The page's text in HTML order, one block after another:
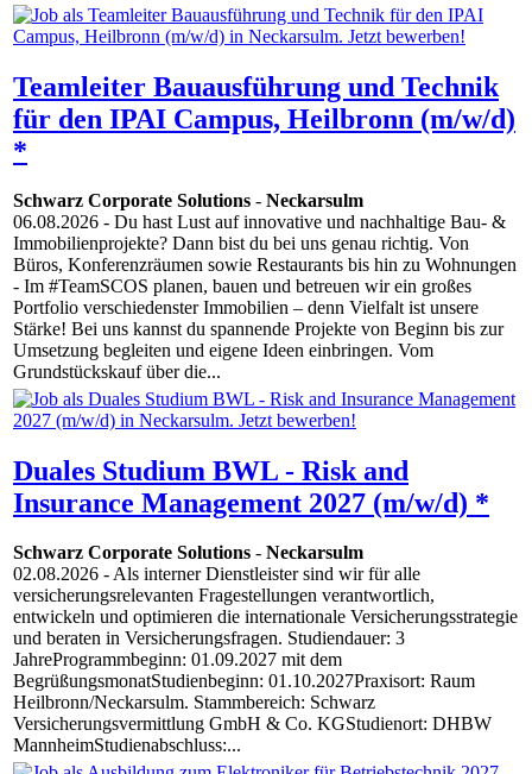
Teamleiter Bauausführung und Technik
für den IPAI Campus, Heilbronn (m/w/d)
*
Schwarz Corporate Solutions - Neckarsulm
06.08.2026 - Du hast Lust auf innovative und nachhaltige Bau- &
Immobilienprojekte? Dann bist du bei uns genau richtig. Von
Büros, Konferenzräumen sowie Restaurants bis hin zu Wohnungen
- Im #TeamSCOS planen, bauen und betreuen wir ein großes
Portfolio verschiedenster Immobilien – denn Vielfalt ist unsere
Stärke! Bei uns kannst du spannende Projekte von Beginn bis zur
Umsetzung begleiten und eigene Ideen einbringen. Vom
Grundstückskauf über die...
Duales Studium BWL - Risk and
Insurance Management 2027 (m/w/d) *
Schwarz Corporate Solutions - Neckarsulm
02.08.2026 - Als interner Dienstleister sind wir für alle
versicherungsrelevanten Fragestellungen verantwortlich,
entwickeln und optimieren die internationale Versicherungsstrategie
und beraten in Versicherungsfragen. Studiendauer: 3
JahreProgrammbeginn: 01.09.2027 mit dem
BegrüßungsmonatStudienbeginn: 01.10.2027Praxisort: Raum
Heilbronn/Neckarsulm. Stammbereich: Schwarz
Versicherungsvermittlung GmbH & Co. KGStudienort: DHBW
MannheimStudienabschluss:...